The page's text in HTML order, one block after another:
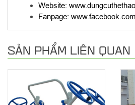
Website:
Fanpage:
SẢN PHẨM LIÊN QUAN